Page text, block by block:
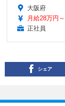
大阪府
月給28万円
正社員
シェア